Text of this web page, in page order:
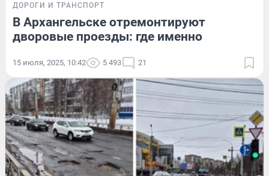
ДОРОГИ И ТРАНСПОРТ
В Архангельске отремонтируют
дворовые проезды: где именно
15 июля, 2025, 10:42 5 493 21